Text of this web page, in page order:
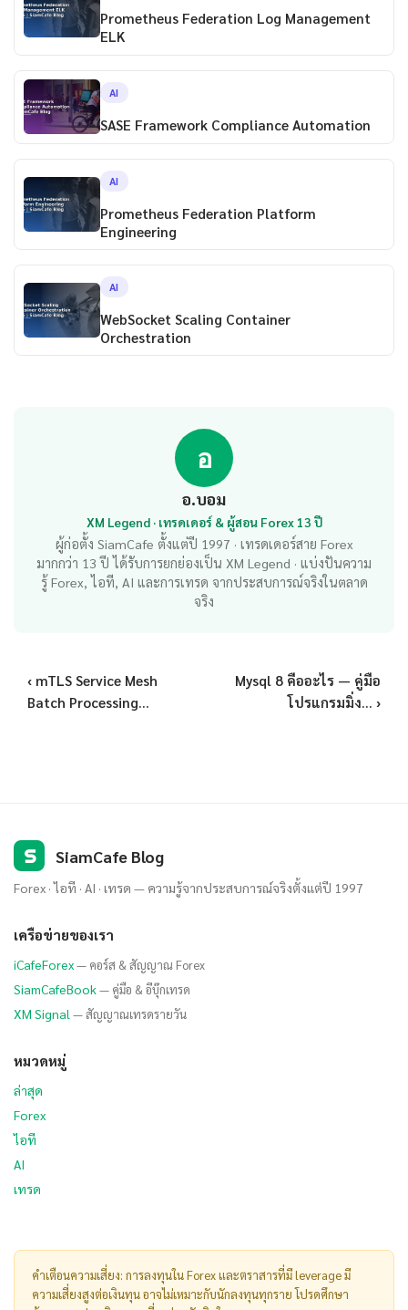
Prometheus Federation Log Management
ELK
AI
SASE Framework Compliance Automation
AI
Prometheus Federation Platform
Engineering
AI
WebSocket Scaling Container
Orchestration
อ
อ.บอม
XM Legend · เทรดเดอร์ & ผู้สอน Forex 13 ปี
ผู้ก่อตั้ง SiamCafe ตั้งแต่ปี 1997 · เทรดเดอร์สาย Forex
มากกว่า 13 ปี ได้รับการยกย่องเป็น XM Legend · แบ่งปันความ
รู้ Forex, ไอที, AI และการเทรด จากประสบการณ์จริงในตลาด
จริง
‹ mTLS Service Mesh
Batch Processing...
Mysql 8 คืออะไร — คู่มือ
โปรแกรมมิ่ง... ›
S SiamCafe Blog
Forex · ไอที · AI · เทรด — ความรู้จากประสบการณ์จริงตั้งแต่ปี 1997
เครือข่ายของเรา
iCafeForex— คอร์ส & สัญญาณ Forex
SiamCafeBook— คู่มือ & อีบุ๊กเทรด
XM Signal — สัญญาณเทรดรายวัน
หมวดหมู่
ล่าสุด
Forex
ไอที
AI
เทรด
คำเตือนความเสี่ยง: การลงทุนใน Forex และตราสารที่มี leverage มี
ความเสี่ยงสูงต่อเงินทุน อาจไม่เหมาะกับนักลงทุนทุกราย โปรดศึกษา